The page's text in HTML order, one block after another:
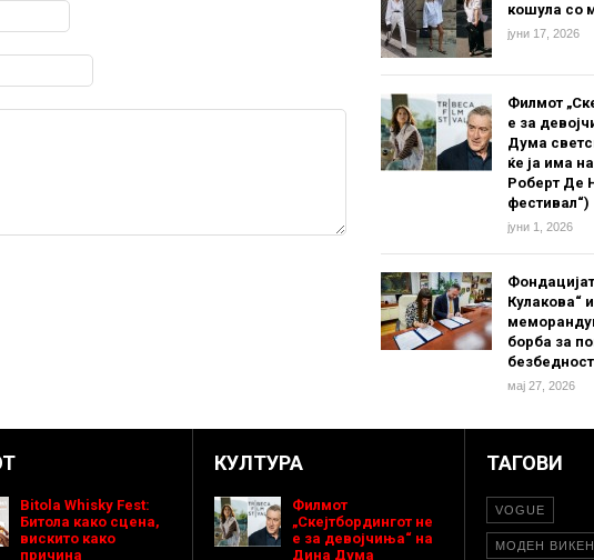
кошула со
јуни 17, 2026
Филмот
е за
Дума
ќе ја има
Роберт Де
фестивал“)
јуни 1, 2026
Кулакова“
борба за
мај 27, 2026
Bitola Whisky Fest:
Битола како сцена,
вискито како
причина
КУЛТУРА
Филмот
„Скејтбордингот не
е за девојчиња“ на
Дина Дума
ТАГОВИ
VOGUE
МОДЕН